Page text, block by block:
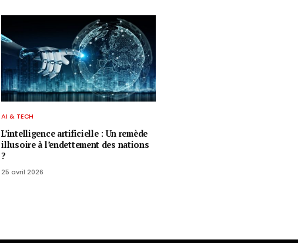
AI & TECH
L’intelligence artificielle : Un remède
illusoire à l’endettement des nations
?
25 avril 2026